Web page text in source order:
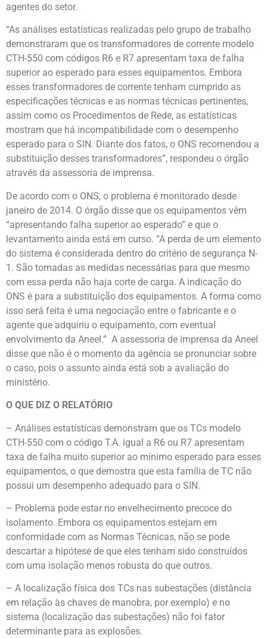
agentes do setor.
“As análises estatísticas realizadas pelo grupo de trabalho
demonstraram que os transformadores de corrente modelo
CTH-550 com códigos R6 e R7 apresentam taxa de falha
superior ao esperado para esses equipamentos. Embora
esses transformadores de corrente tenham cumprido as
especificações técnicas e as normas técnicas pertinentes,
assim como os Procedimentos de Rede, as estatísticas
mostram que há incompatibilidade com o desempenho
esperado para o SIN. Diante dos fatos, o ONS recomendou a
substituição desses transformadores”, respondeu o órgão
através da assessoria de imprensa.
De acordo com o ONS, o problema é monitorado desde
janeiro de 2014. O órgão disse que os equipamentos vêm
“apresentando falha superior ao esperado” e que o
levantamento ainda está em curso. “A perda de um elemento
do sistema é considerada dentro do critério de segurança N-
1. São tomadas as medidas necessárias para que mesmo
com essa perda não haja corte de carga. A indicação do
ONS é para a substituição dos equipamentos. A forma como
isso será feita é uma negociação entre o fabricante e o
agente que adquiriu o equipamento, com eventual
envolvimento da Aneel.” A assessoria de imprensa da Aneel
disse que não é o momento da agência se pronunciar sobre
o caso, pois o assunto ainda está sob a avaliação do
ministério.
O QUE DIZ O RELATÓRIO
– Análises estatísticas demonstram que os TCs modelo
CTH-550 com o código T.A. igual a R6 ou R7 apresentam
taxa de falha muito superior ao mínimo esperado para esses
equipamentos, o que demostra que esta família de TC não
possui um desempenho adequado para o SIN.
– Problema pode estar no envelhecimento precoce do
isolamento. Embora os equipamentos estejam em
conformidade com as Normas Técnicas, não se pode
descartar a hipótese de que eles tenham sido construídos
com uma isolação menos robusta do que outros.
– A localização física dos TCs nas subestações (distância
em relação às chaves de manobra, por exemplo) e no
sistema (localização das subestações) não foi fator
determinante para as explosões.